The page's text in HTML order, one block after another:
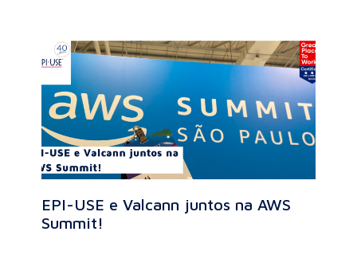
EPI-USE e Valcann juntos na AWS
Summit!